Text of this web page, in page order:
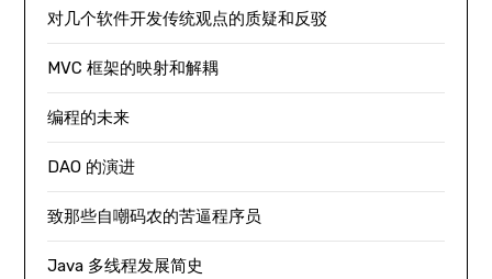
对几个软件开发传统观点的质疑和反驳
MVC 框架的映射和解耦
编程的未来
DAO 的演进
致那些自嘲码农的苦逼程序员
Java 多线程发展简史